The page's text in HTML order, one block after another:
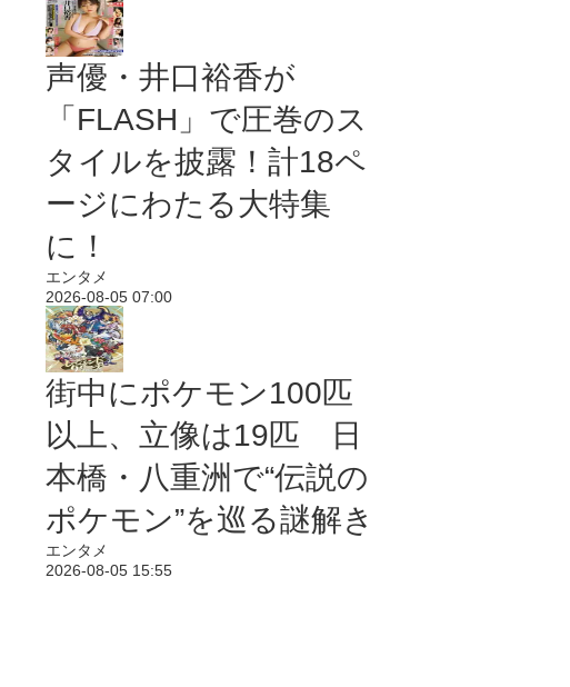
声優・井口裕香が
「FLASH」で圧巻のス
タイルを披露！計18ペ
ージにわたる大特集
に！
エンタメ
2026-08-05 07:00
街中にポケモン100匹
以上、立像は19匹 日
本橋・八重洲で“伝説の
ポケモン”を巡る謎解き
エンタメ
2026-08-05 15:55